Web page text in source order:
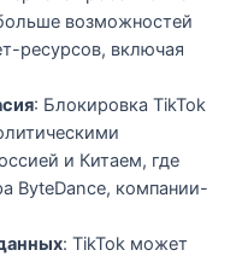
возможностей
ресурсов, включая
: Блокировка TikTok
и Китаем, где
ByteDance, компании-
: TikTok может